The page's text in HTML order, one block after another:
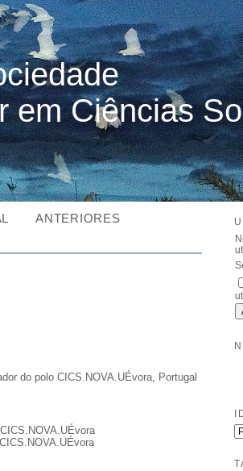
em Ciências
ANTERIORES
do polo CICS.NOVA.UÉvora, Portugal